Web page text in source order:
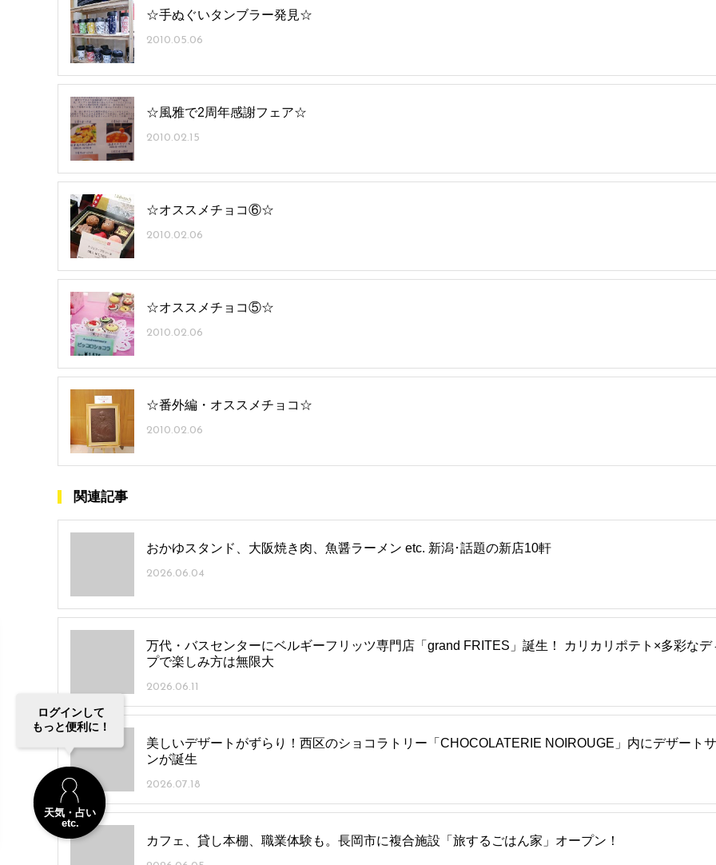
☆手ぬぐいタンブラー発見☆
2010.05.06
☆風雅で2周年感謝フェア☆
2010.02.15
☆オススメチョコ⑥☆
2010.02.06
☆オススメチョコ⑤☆
2010.02.06
☆番外編・オススメチョコ☆
2010.02.06
関連記事
おかゆスタンド、大阪焼き肉、魚醤ラーメン etc. 新潟･話題の新店10軒
2026.06.04
万代・バスセンターにベルギーフリッツ専門店「grand FRITES」誕生！ カリカリポテト×多彩なデ
プで楽しみ方は無限大
2026.06.11
美しいデザートがずらり！西区のショコラトリー「CHOCOLATERIE NOIROUGE」内にデザート
ンが誕生
2026.07.18
カフェ、貸し本棚、職業体験も。長岡市に複合施設「旅するごはん家」オープン！
ログインして
もっと便利に！
天気・占い
etc.